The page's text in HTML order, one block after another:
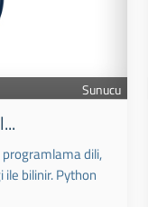
Sunucu
programlama dili,
bilinir. Python